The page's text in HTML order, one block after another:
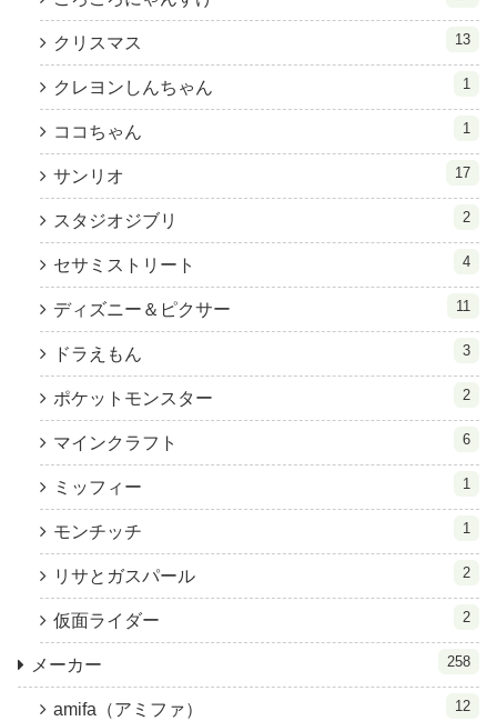
クリスマス 13
クレヨンしんちゃん 1
ココちゃん 1
サンリオ 17
スタジオジブリ 2
セサミストリート 4
ディズニー＆ピクサー 11
ドラえもん 3
ポケットモンスター 2
マインクラフト 6
ミッフィー 1
モンチッチ 1
リサとガスパール 2
仮面ライダー 2
メーカー 258
amifa（アミファ） 12